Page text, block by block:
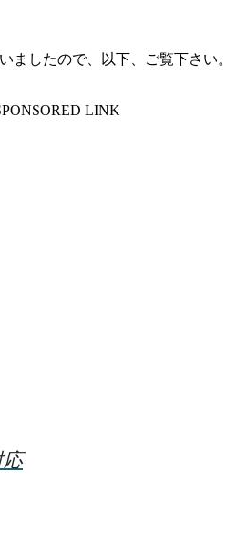
ましたので、以下、ご覧下さい。
LINK